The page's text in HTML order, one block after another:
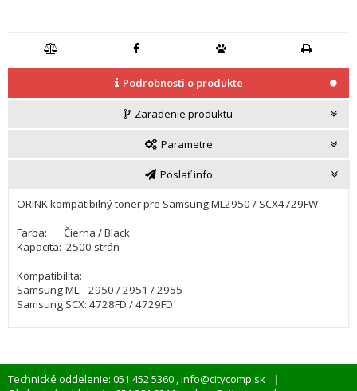
Podrobnosti o produkte
Zaradenie produktu
Parametre
Poslať info
ORINK kompatibilný toner pre Samsung ML2950 / SCX4729FW
Farba: Čierna / Black
Kapacita: 2500 strán
Kompatibilita:
Samsung ML: 2950 / 2951 / 2955
Samsung SCX: 4728FD / 4729FD
Technické oddelenie: 051 452 5360 ,info@citycomp.sk